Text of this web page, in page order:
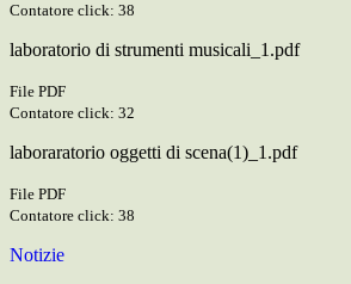
Contatore click: 38
laboratorio di strumenti musicali_1.pdf
File PDF
Contatore click: 32
laboraratorio oggetti di scena(1)_1.pdf
File PDF
Contatore click: 38
Notizie